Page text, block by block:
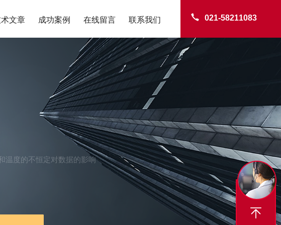
021-58211083
文章 成功案例 在线留言 联系我们
温度的不恒定对数据的影响